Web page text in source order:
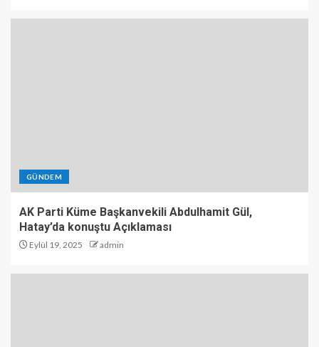
GÜNDEM
AK Parti Küme Başkanvekili Abdulhamit Gül,
Hatay’da konuştu Açıklaması
Eylül 19, 2025 admin